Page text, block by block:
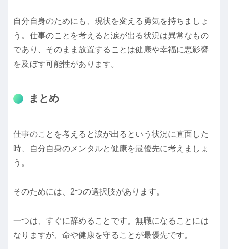
自分自身のためにも、現状を変える勇気を持ちましょ
う。仕事のことを考えると涙が出る状況は異常なもの
であり、そのまま放置することは健康や幸福に悪影響
を及ぼす可能性があります。
まとめ
仕事のことを考えると涙が出るという状況に直面した
時、自分自身のメンタルと健康を最優先に考えましょ
う。
そのためには、2つの選択肢があります。
一つは、すぐに辞めることです。無職になることには
なりますが、命や健康を守ることが最優先です。